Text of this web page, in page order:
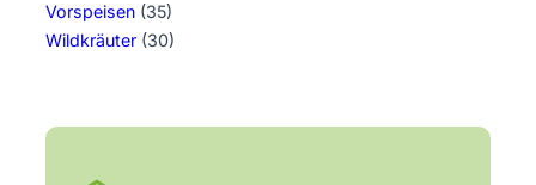
Vorspeisen (35)
Wildkräuter (30)